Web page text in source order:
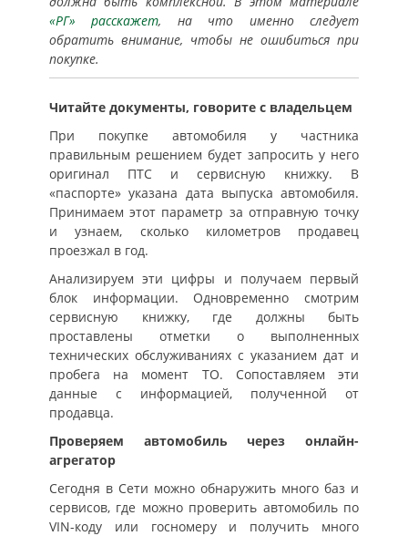
«РГ» расскажет, на что именно следует
обратить внимание, чтобы не ошибиться при
покупке.
Читайте документы, говорите с владельцем
При покупке автомобиля у частника
правильным решением будет запросить у него
оригинал ПТС и сервисную книжку. В
«паспорте» указана дата выпуска автомобиля.
Принимаем этот параметр за отправную точку
и узнаем, сколько километров продавец
проезжал в год.
Анализируем эти цифры и получаем первый
блок информации. Одновременно смотрим
сервисную книжку, где должны быть
проставлены отметки о выполненных
технических обслуживаниях с указанием дат и
пробега на момент ТО. Сопоставляем эти
данные с информацией, полученной от
продавца.
Проверяем автомобиль через онлайн-
агрегатор
Сегодня в Сети можно обнаружить много баз и
сервисов, где можно проверить автомобиль по
VIN-коду или госномеру и получить много